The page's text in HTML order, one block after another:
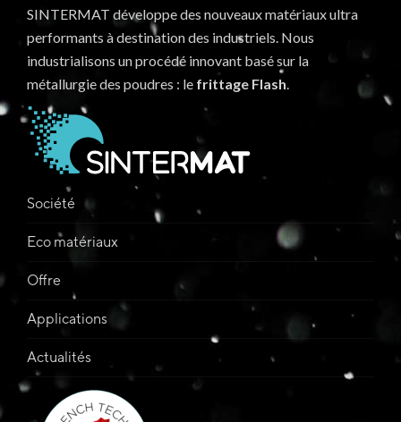
SINTERMAT développe des nouveaux matériaux ultra
performants à destination des industriels. Nous
industrialisons un procédé innovant basé sur la
métallurgie des poudres : le frittage Flash.
Société
Eco matériaux
Offre
Applications
Actualités